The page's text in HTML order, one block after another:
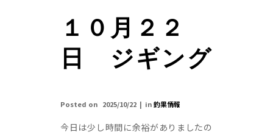
１０月２２
日 ジギング
Posted on 2025/10/22 in釣果情報
今日は少し時間に余裕がありましたの